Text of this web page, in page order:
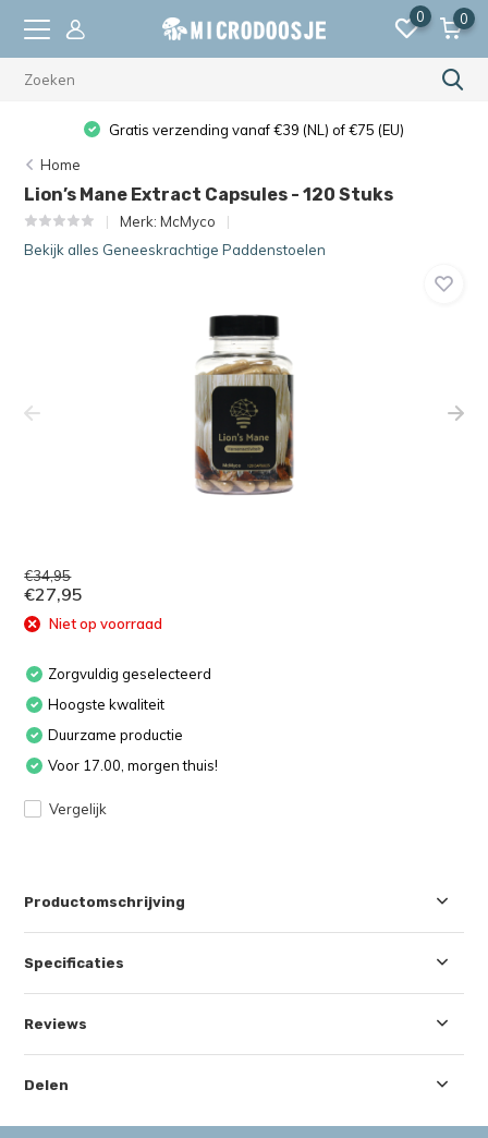
0 0
Gratis verzending vanaf €39 (NL) of €75 (EU)
Home
Lion’s Mane Extract Capsules - 120 Stuks
Merk:McMyco
Bekijk alles Geneeskrachtige Paddenstoelen
€34,95
€27,95
Niet op voorraad
Zorgvuldig geselecteerd
Hoogste kwaliteit
Duurzame productie
Voor 17.00, morgen thuis!
Vergelijk
Productomschrijving
Specificaties
Reviews
Delen